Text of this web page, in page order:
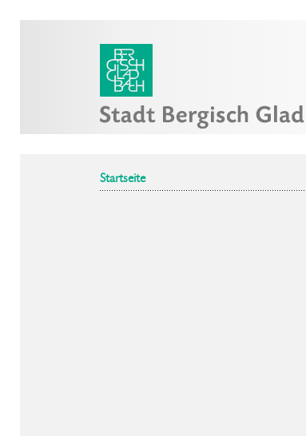
Startseite